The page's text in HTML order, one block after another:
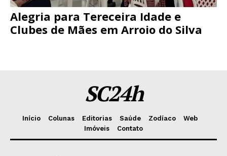
Alegria para Tereceira Idade e
Clubes de Mães em Arroio do Silva
SC24h
Início Colunas Editorias Saúde Zodíaco
Web
Imóveis
Contato